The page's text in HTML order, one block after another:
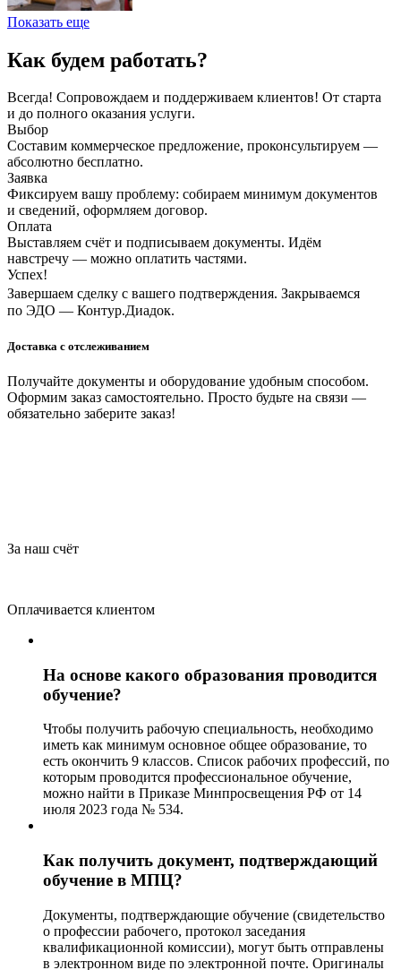
Показать еще
Как будем работать?
Всегда! Сопровождаем и поддерживаем клиентов! От старта
и до полного оказания услуги.
Выбор
Составим коммерческое предложение, проконсультируем —
абсолютно бесплатно.
Заявка
Фиксируем вашу проблему: собираем минимум документов
и сведений, оформляем договор.
Оплата
Выставляем счёт и подписываем документы. Идём
навстречу — можно оплатить частями.
Успех!
Завершаем сделку с вашего подтверждения. Закрываемся
по ЭДО — Контур.Диадок.
Доставка с отслеживанием
Получайте документы и оборудование удобным способом.
Оформим заказ самостоятельно. Просто будьте на связи —
обязательно заберите заказ!
За наш счёт
Оплачивается клиентом
На основе какого образования проводится
обучение?
Чтобы получить рабочую специальность, необходимо
иметь как минимум основное общее образование, то
есть окончить 9 классов. Список рабочих профессий, по
которым проводится профессиональное обучение,
можно найти в Приказе Минпросвещения РФ от 14
июля 2023 года № 534.
Как получить документ, подтверждающий
обучение в МПЦ?
Документы, подтверждающие обучение (свидетельство
о профессии рабочего, протокол заседания
квалификационной комиссии), могут быть отправлены
в электронном виде по электронной почте. Оригиналы